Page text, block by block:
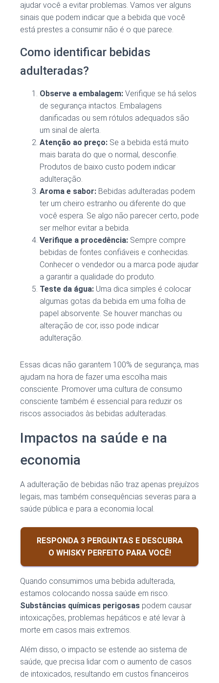
ajudar você a evitar problemas. Vamos ver alguns
sinais que podem indicar que a bebida que você
está prestes a consumir não é o que parece.
Como identificar bebidas
adulteradas?
Observe a embalagem: Verifique se há selos
de segurança intactos. Embalagens
danificadas ou sem rótulos adequados são
um sinal de alerta.
Atenção ao preço: Se a bebida está muito
mais barata do que o normal, desconfie.
Produtos de baixo custo podem indicar
adulteração.
Aroma e sabor: Bebidas adulteradas podem
ter um cheiro estranho ou diferente do que
você espera. Se algo não parecer certo, pode
ser melhor evitar a bebida.
Verifique a procedência: Sempre compre
bebidas de fontes confiáveis e conhecidas.
Conhecer o vendedor ou a marca pode ajudar
a garantir a qualidade do produto.
Teste da água: Uma dica simples é colocar
algumas gotas da bebida em uma folha de
papel absorvente. Se houver manchas ou
alteração de cor, isso pode indicar
adulteração.
Essas dicas não garantem 100% de segurança, mas
ajudam na hora de fazer uma escolha mais
consciente. Promover uma cultura de consumo
consciente também é essencial para reduzir os
riscos associados às bebidas adulteradas.
Impactos na saúde e na
economia
A adulteração de bebidas não traz apenas prejuízos
legais, mas também consequências severas para a
saúde pública e para a economia local.
RESPONDA 3 PERGUNTAS E DESCUBRA
O WHISKY PERFEITO PARA VOCÊ!
Quando consumimos uma bebida adulterada,
estamos colocando nossa saúde em risco.
Substâncias químicas perigosas podem causar
intoxicações, problemas hepáticos e até levar à
morte em casos mais extremos.
Além disso, o impacto se estende ao sistema de
saúde, que precisa lidar com o aumento de casos
de intoxicados, resultando em custos financeiros